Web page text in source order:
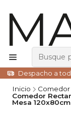
Despacho a
Inicio Comedor
Comedor
Mesa 120x80cm